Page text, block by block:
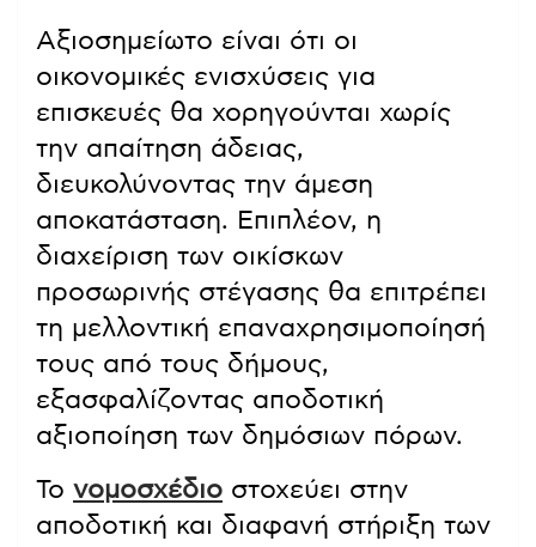
Αξιοσημείωτο είναι ότι οι
οικονομικές ενισχύσεις για
επισκευές θα χορηγούνται χωρίς
την απαίτηση άδειας,
διευκολύνοντας την άμεση
αποκατάσταση. Επιπλέον, η
διαχείριση των οικίσκων
προσωρινής στέγασης θα επιτρέπει
τη μελλοντική επαναχρησιμοποίησή
τους από τους δήμους,
εξασφαλίζοντας αποδοτική
αξιοποίηση των δημόσιων πόρων.
Το νομοσχέδιο στοχεύει στην
αποδοτική και διαφανή στήριξη των